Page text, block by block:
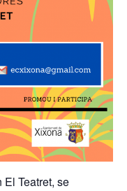
Teatret, se